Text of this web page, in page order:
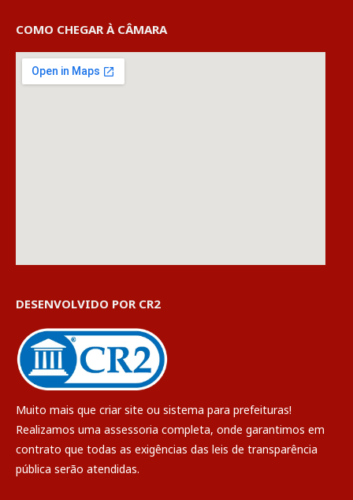
COMO CHEGAR À CÂMARA
DESENVOLVIDO POR CR2
Muito mais que criar site ou sistema para prefeituras!
Realizamos uma assessoria completa, onde garantimos em
contrato que todas as exigências das leis de transparência
pública serão atendidas.